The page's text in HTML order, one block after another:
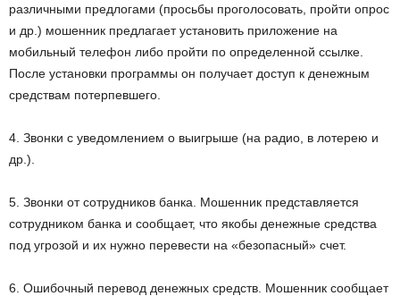
различными предлогами (просьбы проголосовать, пройти опрос
и др.) мошенник предлагает установить приложение на
мобильный телефон либо пройти по определенной ссылке.
После установки программы он получает доступ к денежным
средствам потерпевшего.
4. Звонки с уведомлением о выигрыше (на радио, в лотерею и
др.).
5. Звонки от сотрудников банка. Мошенник представляется
сотрудником банка и сообщает, что якобы денежные средства
под угрозой и их нужно перевести на «безопасный» счет.
6. Ошибочный перевод денежных средств. Мошенник сообщает